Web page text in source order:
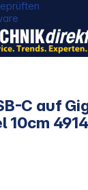
C auf
10cm